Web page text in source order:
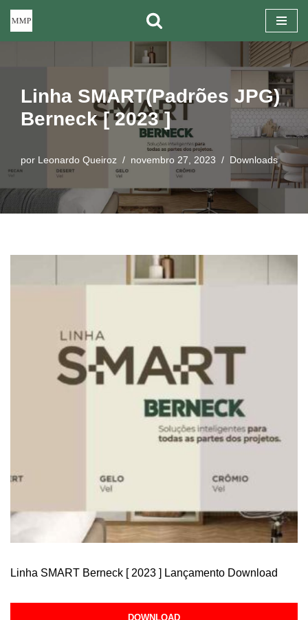
conteúdo
Linha SMART(Padrões JPG)
Berneck [ 2023 ]
por Leonardo Queiroz novembro 27, 2023 Downloads
Linha SMART Berneck [ 2023 ] Lançamento Download
DOWNLOAD